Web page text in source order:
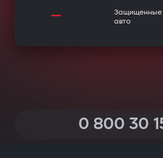
—
Защищенные
авто
0 800 30